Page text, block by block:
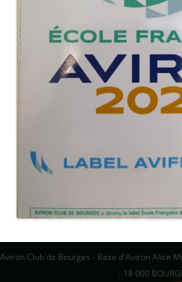
Aviron Club de Bourges - Base d'Aviron Alice
- 18 000